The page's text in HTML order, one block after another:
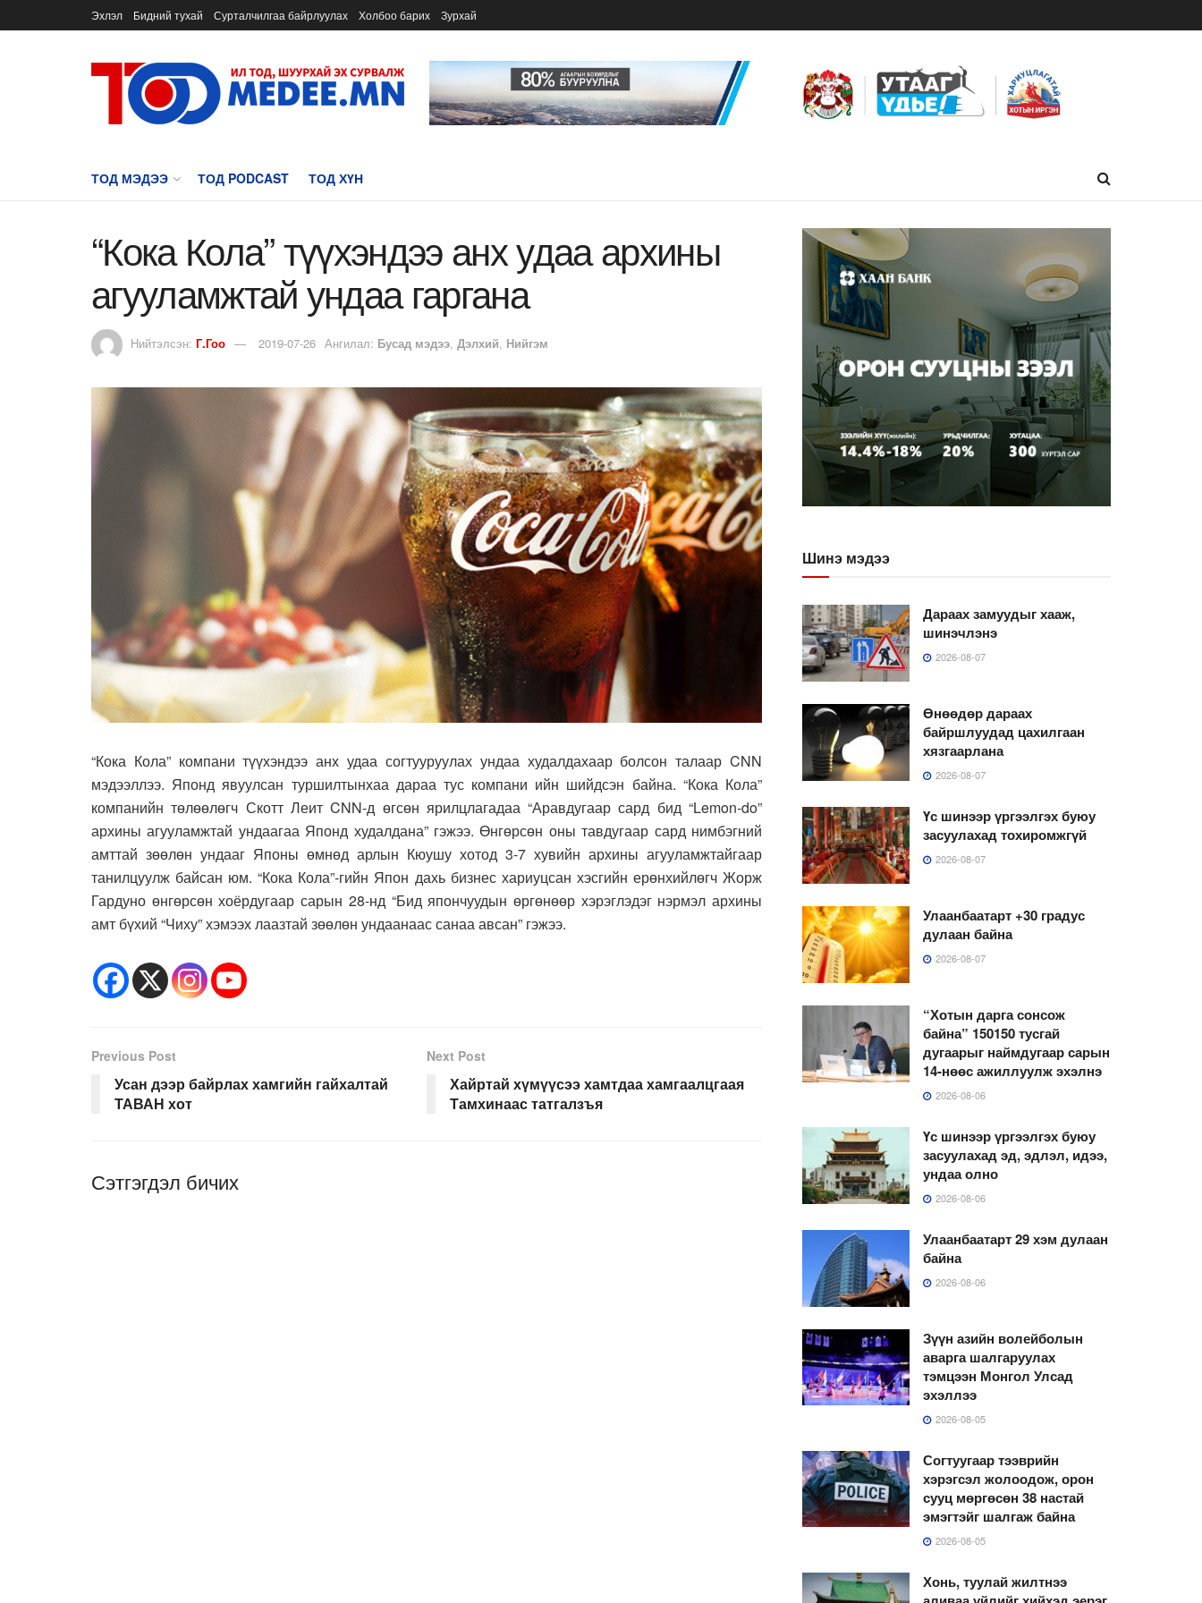
Эхлэл Бидний тухай Сурталчилгаа байрлуулах Холбоо барих Зурхай
ТОД МЭДЭЭ ТОД PODCAST ТОД ХҮН
“Кока Кола” түүхэндээ анх удаа архины
агууламжтай ундаа гаргана
Нийтэлсэн: Г.Гоо 2019-07-26 Ангилал: Бусад мэдээ, Дэлхий, Нийгэм
“Кока Кола” компани түүхэндээ анх удаа согтууруулах ундаа худалдахаар болсон талаар CNN
мэдээллээ. Японд явуулсан туршилтынхаа дараа тус компани ийн шийдсэн байна. “Кока Кола”
компанийн төлөөлөгч Скотт Леит CNN-д өгсөн ярилцлагадаа “Аравдугаар сард бид “Lemon-do”
архины агууламжтай ундаагаа Японд худалдана” гэжээ. Өнгөрсөн оны тавдугаар сард нимбэгний
амттай зөөлөн ундааг Японы өмнөд арлын Кюушу хотод 3-7 хувийн архины агууламжтайгаар
танилцуулж байсан юм. “Кока Кола”-гийн Япон дахь бизнес хариуцсан хэсгийн ерөнхийлөгч Жорж
Гардуно өнгөрсөн хоёрдугаар сарын 28-нд “Бид япончуудын өргөнөөр хэрэглэдэг нэрмэл архины
амт бүхий “Чиху” хэмээх лаазтай зөөлөн ундаанаас санаа авсан” гэжээ.
Previous Post
Усан дээр байрлах хамгийн гайхалтай
ТАВАН хот
Next Post
Хайртай хүмүүсээ хамтдаа хамгаалцгаая
Тамхинаас татгалзъя
Сэтгэгдэл бичих
Шинэ мэдээ
Дараах замуудыг хааж,
шинэчлэнэ
2026-08-07
Өнөөдөр дараах
байршлуудад цахилгаан
хязгаарлана
2026-08-07
Үс шинээр үргээлгэх буюу
засуулахад тохиромжгүй
2026-08-07
Улаанбаатарт +30 градус
дулаан байна
2026-08-07
“Хотын дарга сонсож
байна” 150150 тусгай
дугаарыг наймдугаар сарын
14-нөөс ажиллуулж эхэлнэ
2026-08-06
Үс шинээр үргээлгэх буюу
засуулахад эд, эдлэл, идээ,
ундаа олно
2026-08-06
Улаанбаатарт 29 хэм дулаан
байна
2026-08-06
Зүүн азийн волейболын
аварга шалгаруулах
тэмцээн Монгол Улсад
эхэллээ
2026-08-05
Согтуугаар тээврийн
хэрэгсэл жолоодож, орон
сууц мөргөсөн 38 настай
эмэгтэйг шалгаж байна
2026-08-05
Хонь, туулай жилтнээ